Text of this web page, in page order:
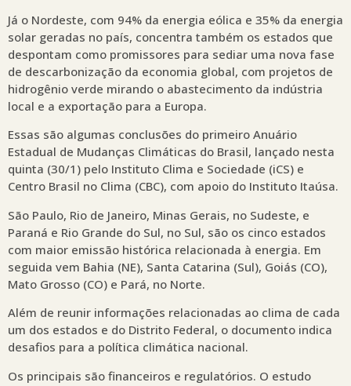
Já o Nordeste, com 94% da energia eólica e 35% da energia
solar geradas no país, concentra também os estados que
despontam como promissores para sediar uma nova fase
de descarbonização da economia global, com projetos de
hidrogênio verde mirando o abastecimento da indústria
local e a exportação para a Europa.
Essas são algumas conclusões do primeiro Anuário
Estadual de Mudanças Climáticas do Brasil, lançado nesta
quinta (30/1) pelo Instituto Clima e Sociedade (iCS) e
Centro Brasil no Clima (CBC), com apoio do Instituto Itaúsa.
São Paulo, Rio de Janeiro, Minas Gerais, no Sudeste, e
Paraná e Rio Grande do Sul, no Sul, são os cinco estados
com maior emissão histórica relacionada à energia. Em
seguida vem Bahia (NE), Santa Catarina (Sul), Goiás (CO),
Mato Grosso (CO) e Pará, no Norte.
Além de reunir informações relacionadas ao clima de cada
um dos estados e do Distrito Federal, o documento indica
desafios para a política climática nacional.
Os principais são financeiros e regulatórios. O estudo